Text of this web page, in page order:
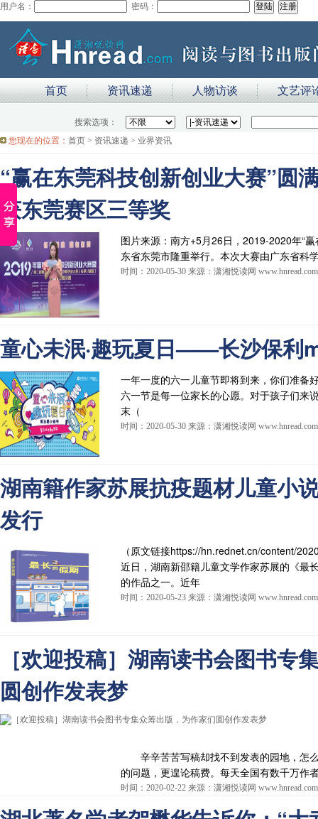
用户名： 密码：
首页 资讯速递 人物访谈 文艺评
搜索选项：
您现在的位置： 首页 > 资讯速递 > 业界资讯
“赢在东莞科技创新创业大赛”圆
获东莞赛区三等奖
图片来源：南方+5月26日，2019-2020年“
东省东莞市隆重举行。本次大赛由广东省科
时间：2020-05-30 来源：潇湘悦读网 www.hnread.com
童心未泯·趣玩夏日——长沙保利
一年一度的六一儿童节即将到来，你们准备
六一节是每一位家长的心愿。对于孩子们来
末（
时间：2020-05-30 来源：潇湘悦读网 www.hnread.com
湖南籍作家苏展抗疫题材儿童小
发行
（原文链接https://hn.rednet.cn/content/
近日，湖南新邵籍儿童文学作家苏展的《最
的作品之一。近年
时间：2020-05-23 来源：潇湘悦读网 www.hnread.com
［欢迎投稿］湖南读书会图书专
圆创作发表梦
辛辛苦苦写稿却找不到发表的园地，怎
的问题，更遑论稿费。每天全国有数千万作
时间：2020-02-22 来源：潇湘悦读网 www.hnread.com